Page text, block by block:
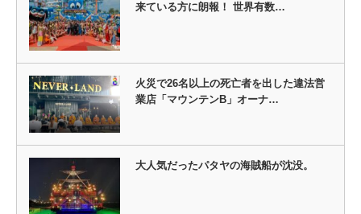
来ている方に朗報！ 世界有数…
火災で26名以上の死亡者を出した違法営
業店「マウンテンB」オーナ…
大人気だったパタヤの海賊船が沈没。